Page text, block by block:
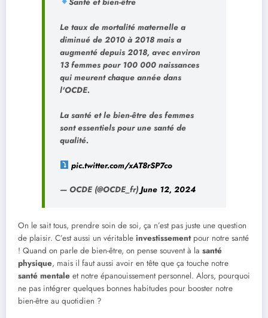
Le taux de mortalité maternelle a
diminué de 2010 à 2018 mais a
augmenté depuis 2018, avec environ
13 femmes pour 100 000 naissances
qui meurent chaque année dans
l'OCDE.
La santé et le bien-être des femmes
sont essentiels pour une santé de
qualité.
pic.twitter.com/xAT8rSP7co
— OCDE (@OCDE_fr) June 12, 2024
On le sait tous, prendre soin de soi, ça n’est pas juste une question
de plaisir. C’est aussi un véritable investissementpour notre santé
! Quand on parle de bien-être, on pense souvent à la santé
physique, mais il faut aussi avoir en tête que ça touche notre
santé mentale et notre épanouissement personnel. Alors, pourquoi
ne pas intégrer quelques bonnes habitudes pour booster notre
bien-être au quotidien ?